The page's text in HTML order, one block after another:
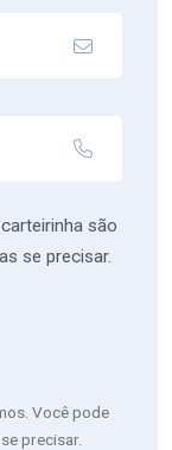
são
se precisar.
Você pode
precisar.